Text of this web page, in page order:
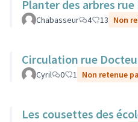
Planter des arbres
Chabasseur 4 13 Non
Circulation rue
Cyril 0 1 Non retenue
Les cousettes des